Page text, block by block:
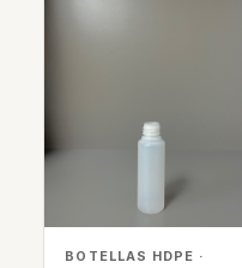
BOTELLAS HDPE ·